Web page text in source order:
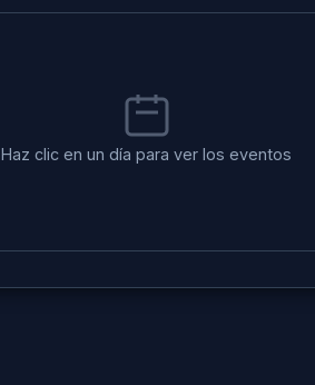
Haz clic en un día para ver los eventos